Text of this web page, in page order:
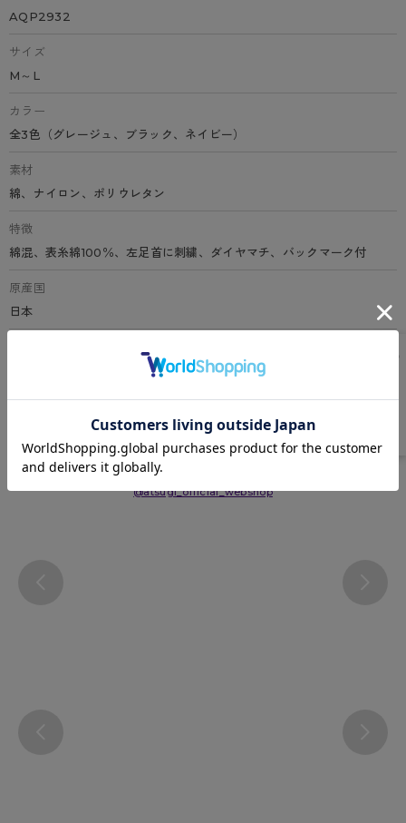
AQP2932
サイズ
M～L
カラー
全3色（グレージュ、ブラック、ネイビー）
素材
綿、ナイロン、ポリウレタン
特徴
綿混、表糸綿100％、左足首に刺繍、ダイヤマチ、バックマーク付
原産国
日本
洗濯表示について よくある質問(FAQ)
Instagram
@atsugi_official_webshop